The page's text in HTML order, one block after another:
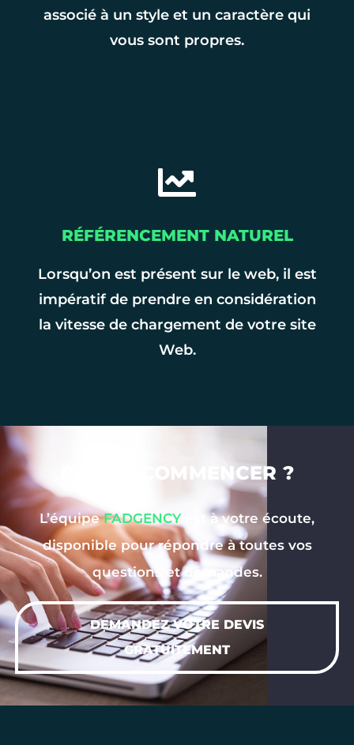
associé à un style et un caractère qui
vous sont propres.
RÉFÉRENCEMENT NATUREL
Lorsqu’on est présent sur le web, il est
impératif de prendre en considération
la vitesse de chargement de votre site
Web.
PRÊT À COMMENCER ?
L’équipeFADGENCYest à votre écoute,
disponible pour répondre à toutes vos
questions et demandes.
DEMANDEZ VOTRE DEVIS
GRATUITEMENT